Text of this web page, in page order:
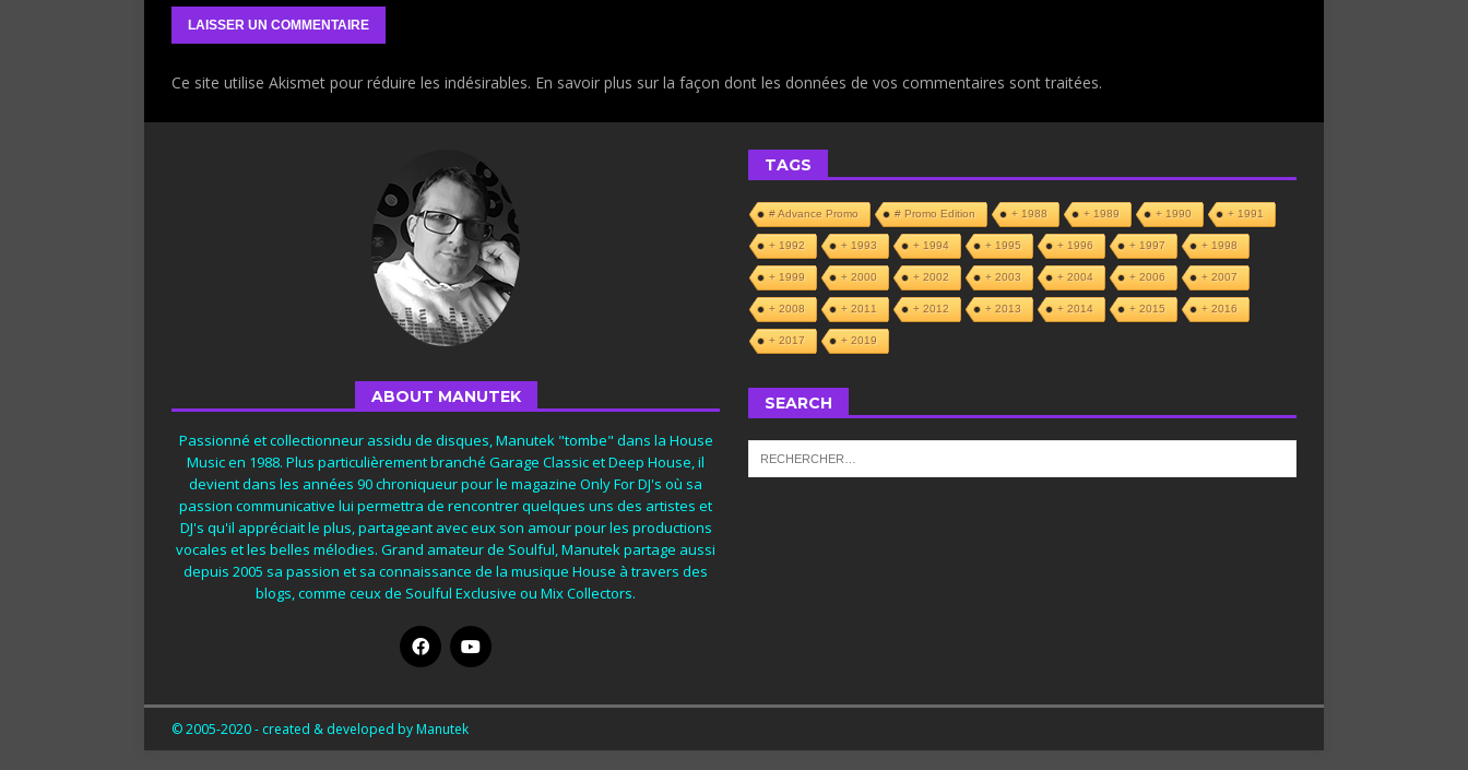
Ce site utilise Akismet pour réduire les indésirables. En savoir plus sur la façon dont les données de vos commentaires sont traitées.
ABOUT MANUTEK
Passionné et collectionneur assidu de disques, Manutek "tombe" dans la House
Music en 1988. Plus particulièrement branché Garage Classic et Deep House, il
devient dans les années 90 chroniqueur pour le magazine Only For DJ's où sa
passion communicative lui permettra de rencontrer quelques uns des artistes et
DJ's qu'il appréciait le plus, partageant avec eux son amour pour les productions
vocales et les belles mélodies. Grand amateur de Soulful, Manutek partage aussi
depuis 2005 sa passion et sa connaissance de la musique House à travers des
blogs, comme ceux de Soulful Exclusive ou Mix Collectors.
TAGS
# Advance Promo # Promo Edition + 1988 + 1989 + 1990 + 1991
+ 1992 + 1993 + 1994 + 1995 + 1996 + 1997 + 1998
+ 1999 + 2000 + 2002 + 2003 + 2004 + 2006 + 2007
+ 2008 + 2011 + 2012 + 2013 + 2014 + 2015 + 2016
+ 2017 + 2019
SEARCH
© 2005-2020 - created & developed by Manutek